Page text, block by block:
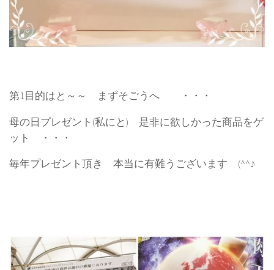
第1目的はと～～ まずそごうへ ・・・
母の日プレゼント(私にと) 是非に欲しかった商品をゲ
ット ・・・
毎年プレゼント頂き 本当に有難うございます (^^♪